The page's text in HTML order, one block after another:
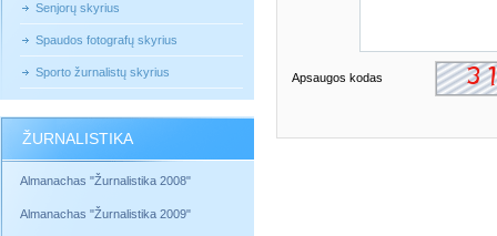
Senjorų skyrius
Spaudos fotografų skyrius
Sporto žurnalistų skyrius
ŽURNALISTIKA
Almanachas "Žurnalistika 2008"
Almanachas "Žurnalistika 2009"
Apsaugos kodas